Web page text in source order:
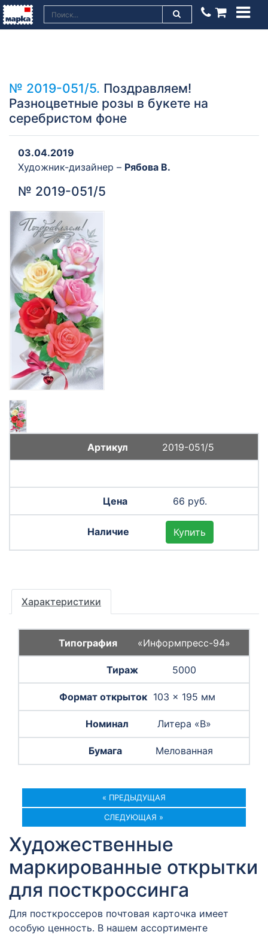
№ 2019-051/5. Поздравляем!
Разноцветные розы в букете на
серебристом фоне
03.04.2019
Художник-дизайнер – Рябова В.
№ 2019-051/5
2019-051/5
66 руб.
Купить
Характеристики
«Информпресс-94»
5000
103 × 195 мм
Литера «B»
Мелованная
« ПРЕДЫДУЩАЯ
СЛЕДУЮЩАЯ »
Художественные
маркированные открытки
для посткроссинга
Для посткроссеров почтовая карточка имеет
особую ценность. В нашем ассортименте